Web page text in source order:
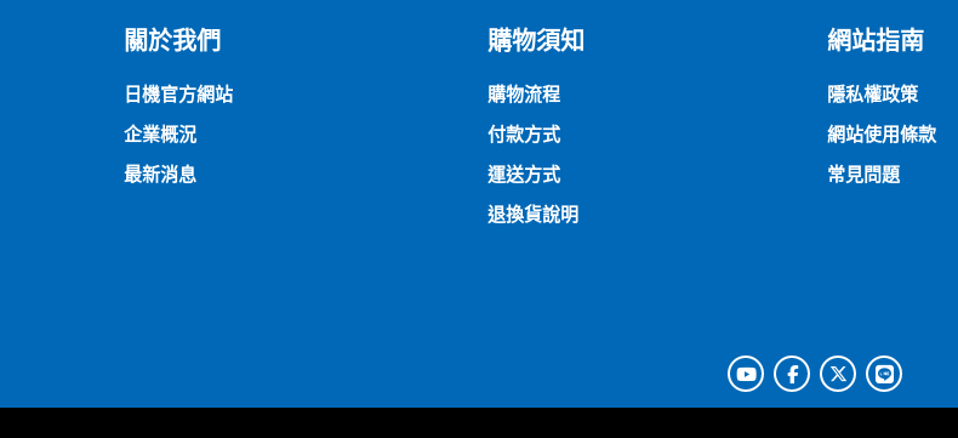
關於我們
日機官方網站
企業概況
最新消息
購物須知
購物流程
付款方式
運送方式
退換貨說明
網站指南
隱私權政策
網站使用條款
常見問題